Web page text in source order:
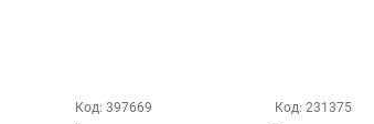
Код: 397669 Код: 231375